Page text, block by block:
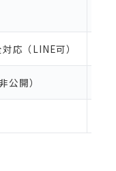
応（LINE可）
公開）